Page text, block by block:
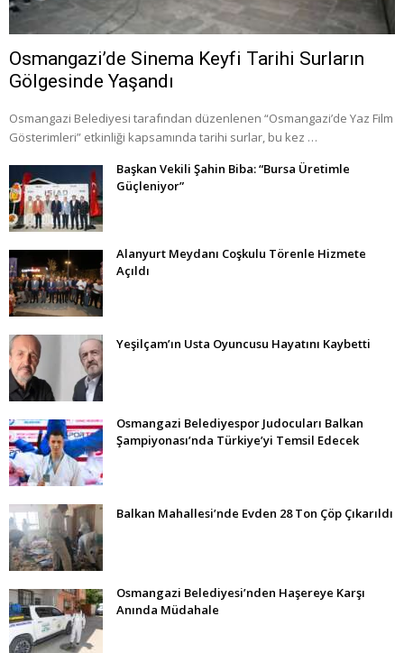
Osmangazi’de Sinema Keyfi Tarihi Surların
Gölgesinde Yaşandı
Osmangazi Belediyesi tarafından düzenlenen “Osmangazi’de Yaz Film
Gösterimleri” etkinliği kapsamında tarihi surlar, bu kez …
Başkan Vekili Şahin Biba: “Bursa Üretimle
Güçleniyor”
Alanyurt Meydanı Coşkulu Törenle Hizmete
Açıldı
Yeşilçam’ın Usta Oyuncusu Hayatını Kaybetti
Osmangazi Belediyespor Judocuları Balkan
Şampiyonası’nda Türkiye’yi Temsil Edecek
Balkan Mahallesi’nde Evden 28 Ton Çöp Çıkarıldı
Osmangazi Belediyesi’nden Haşereye Karşı
Anında Müdahale